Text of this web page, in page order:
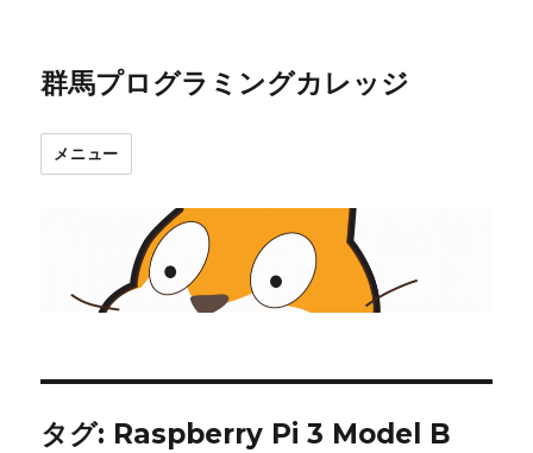
群馬プログラミングカレッジ
メニュー
タグ: Raspberry Pi 3 Model B